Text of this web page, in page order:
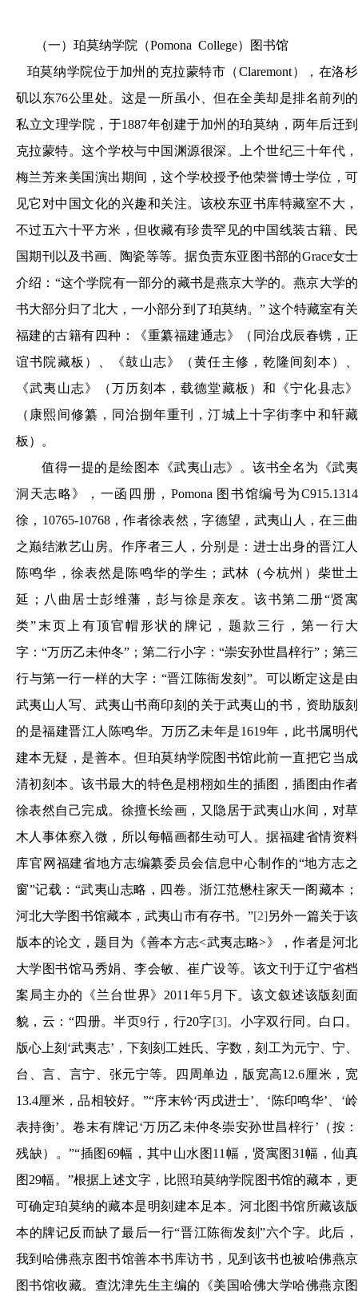
（一）珀莫纳学院（Pomona College）图书馆
珀莫纳学院位于加州的克拉蒙特市（Claremont），在洛杉
矶以东76公里处。这是一所虽小、但在全美却是排名前列的
私立文理学院，于1887年创建于加州的珀莫纳，两年后迁到
克拉蒙特。这个学校与中国渊源很深。上个世纪三十年代，
梅兰芳来美国演出期间，这个学校授予他荣誉博士学位，可
见它对中国文化的兴趣和关注。该校东亚书库特藏室不大，
不过五六十平方米，但收藏有珍贵罕见的中国线装古籍、民
国期刊以及书画、陶瓷等等。据负责东亚图书部的Grace女士
介绍：“这个学院有一部分的藏书是燕京大学的。燕京大学的
书大部分归了北大，一小部分到了珀莫纳。” 这个特藏室有关
福建的古籍有四种：《重纂福建通志》（同治戊辰春镌，正
谊书院藏板）、《鼓山志》（黄任主修，乾隆间刻本）、
《武夷山志》（万历刻本，载德堂藏板）和《宁化县志》
（康熙间修纂，同治捌年重刊，汀城上十字街李中和轩藏
板）。
值得一提的是绘图本《武夷山志》。该书全名为《武夷
洞天志略》，一函四册，Pomona 图书馆编号为C915.1314
徐，10765-10768，作者徐表然，字德望，武夷山人，在三曲
之巅结漱艺山房。作序者三人，分别是：进士出身的晋江人
陈鸣华，徐表然是陈鸣华的学生；武林（今杭州）柴世土
延；八曲居士彭维藩，彭与徐是亲友。该书第二册“贤寓
类”末页上有顶官帽形状的牌记，题款三行，第一行大
字：“万历乙未仲冬”；第二行小字：“崇安孙世昌梓行”；第三
行与第一行一样的大字：“晋江陈衙发刻”。可以断定这是由
武夷山人写、武夷山书商印刻的关于武夷山的书，资助版刻
的是福建晋江人陈鸣华。万历乙未年是1619年，此书属明代
建本无疑，是善本。但珀莫纳学院图书馆此前一直把它当成
清初刻本。该书最大的特色是栩栩如生的插图，插图由作者
徐表然自己完成。徐擅长绘画，又隐居于武夷山水间，对草
木人事体察入微，所以每幅画都生动可人。据福建省情资料
库官网福建省地方志编纂委员会信息中心制作的“地方志之
窗”记载：“武夷山志略，四卷。浙江范懋柱家天一阁藏本；
河北大学图书馆藏本，武夷山市有存书。”[2]另外一篇关于该
版本的论文，题目为《善本方志<武夷志略>》，作者是河北
大学图书馆马秀娟、李会敏、崔广设等。该文刊于辽宁省档
案局主办的《兰台世界》2011年5月下。该文叙述该版刻面
貌，云：“四册。半页9行，行20字[3]。小字双行同。白口。
版心上刻‘武夷志’，下刻刻工姓氏、字数，刻工为元宁、宁、
台、言、言宁、张元宁等。四周单边，版宽高12.6厘米，宽
13.4厘米，品相较好。”“序末钤‘丙戌进士’、‘陈印鸣华’、‘岭
表持衡’。卷末有牌记‘万历乙未仲冬崇安孙世昌梓行’（按：
残缺）。”“插图69幅，其中山水图11幅，贤寓图31幅，仙真
图29幅。”根据上述文字，比照珀莫纳学院图书馆的藏本，更
可确定珀莫纳的藏本是明刻建本足本。河北图书馆所藏该版
本的牌记反而缺了最后一行“晋江陈衙发刻”六个字。此后，
我到哈佛燕京图书馆善本书库访书，见到该书也被哈佛燕京
图书馆收藏。查沈津先生主编的《美国哈佛大学哈佛燕京图